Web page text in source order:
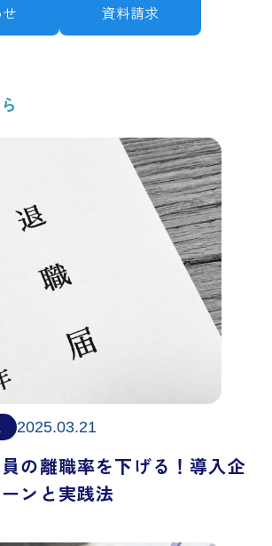
資料請求
2025.03.21
の離職率を下げる！導入企
ンと実践法